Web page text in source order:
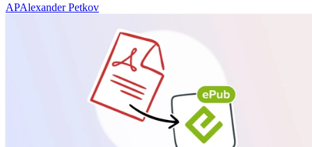
APAlexander Petkov